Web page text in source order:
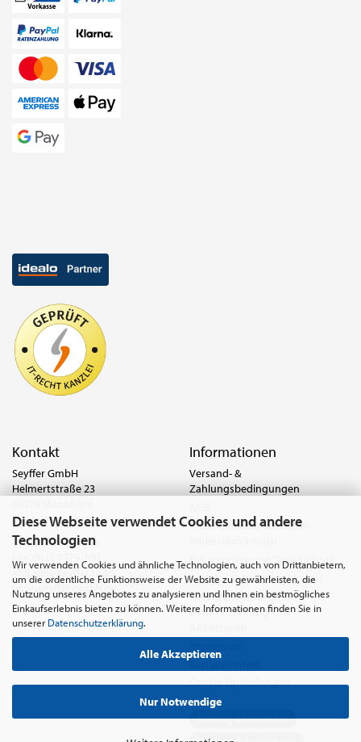
Diese Webseite verwendet Cookies und andere
Technologien
Wir verwenden Cookies und ähnliche Technologien, auch von Drittanbietern,
um die ordentliche Funktionsweise der Website zu gewährleisten, die
Nutzung unseres Angebotes zu analysieren und Ihnen ein bestmögliches
Einkaufserlebnis bieten zu können. Weitere Informationen finden Sie in
unserer Datenschutzerklärung.
Alle Akzeptieren
Nur Notwendige
Kontakt
Seyffer GmbH
Helmertstraße 23
Deutschland
Tel.:0621 8779-555
anfrage@seyffer.shop
www.seyffer-gmbh.de
Informationen
Versand- &
Zahlungsbedingungen
Widerrufsrecht & Muster-
Privatsphäre und Datenschutz
Batterie- & Recyclinghinweis
Abfallvermeidung und
Bewirtschaftung von
Cookie Einstellungen
Vertrag widerrufen